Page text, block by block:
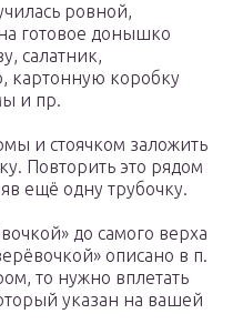
ровной,
готовое донышко
салатник,
картонную коробку
и пр.
и стоячком заложить
Повторить это рядом
ещё одну трубочку.
до самого верха
описано в п.
то нужно вплетать
указан на вашей